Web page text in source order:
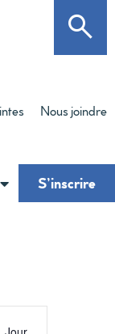
Nous joindre
S’inscrire